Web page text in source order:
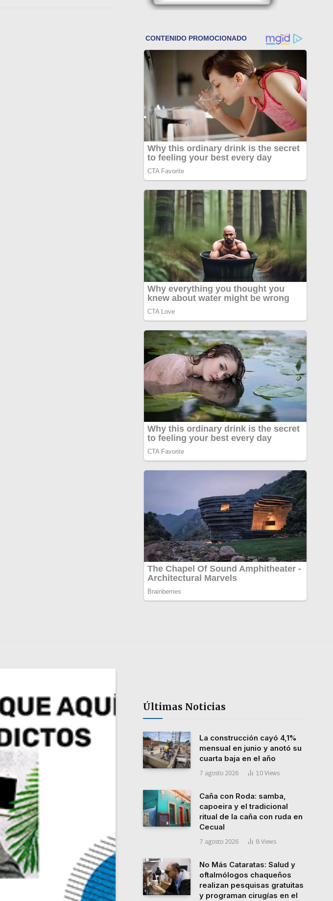
Últimas Noticias
La construcción cayó 4,1%
mensual en junio y anotó su
cuarta baja en el año
7 agosto 2026 10 Views
Caña con Roda: samba,
capoeira y el tradicional
ritual de la caña con ruda en
Cecual
7 agosto 2026 8 Views
No Más Cataratas: Salud y
oftalmólogos chaqueños
realizan pesquisas gratuitas
y programan cirugías en el